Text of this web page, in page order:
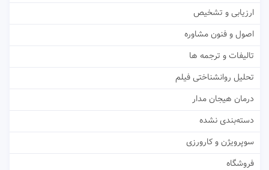
ارزیابی و تشخیص
اصول و فنون مشاوره
تالیفات و ترجمه ها
تحلیل روانشناختی فیلم
درمان هیجان مدار
دسته‌بندی نشده
سوپرویژن و کارورزی
فروشگاه